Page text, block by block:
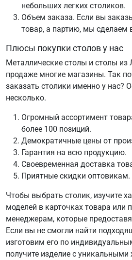
небольших легких столиков.
Объем заказа. Если вы
товар, а партию, мы сделаем
Плюсы покупки столов у нас
Металлические столы и столы
продаже многие магазины. Так
заказать столики именно у нас?
несколько.
Огромный ассортимент
более 100 позиций.
Демократичные цены от
Гарантия на всю продукцию.
Своевременная доставка
Приятные скидки оптовикам.
Чтобы выбрать столик, изучите
моделей в карточках товара или
менеджерам, которые
Если вы не смогли найти
изготовим его по
получите изделие с уникальными